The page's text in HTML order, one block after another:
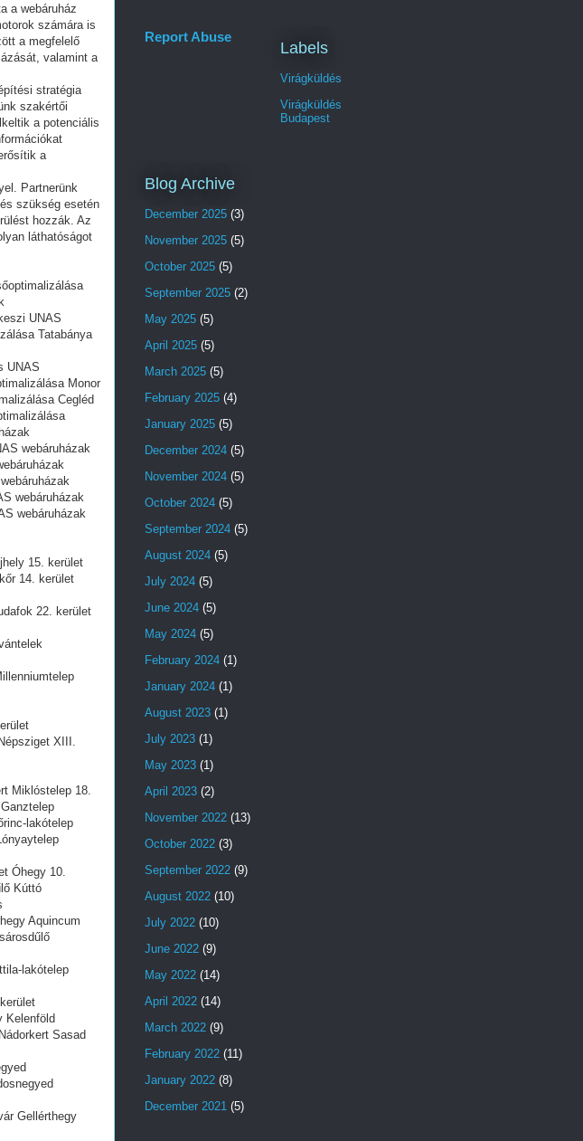
a webáruház
számára is
a megfelelő
valamint a
stratégia
szakértői
a potenciális
a
Partnerünk
szükség esetén
hozzák. Az
láthatóságot
UNAS
Tatabánya
UNAS
Monor
Cegléd
webáruházak
webáruházak
webáruházak
15. kerület
14. kerület
22. kerület
XIII.
Miklóstelep 18.
lakótelep
Óhegy 10.
Kúttó
Aquincum
lakótelep
Kelenföld
Sasad
Gellérthegy
Report Abuse
Labels
Virágküldés
Virágküldés
Budapest
Blog Archive
December 2025 (3)
November 2025 (5)
October 2025 (5)
September 2025 (2)
May 2025 (5)
April 2025 (5)
March 2025 (5)
February 2025 (4)
January 2025 (5)
December 2024 (5)
November 2024 (5)
October 2024 (5)
September 2024 (5)
August 2024 (5)
July 2024 (5)
June 2024 (5)
May 2024 (5)
February 2024 (1)
January 2024 (1)
August 2023 (1)
July 2023 (1)
May 2023 (1)
April 2023 (2)
November 2022 (13)
October 2022 (3)
September 2022 (9)
August 2022 (10)
July 2022 (10)
June 2022 (9)
May 2022 (14)
April 2022 (14)
March 2022 (9)
February 2022 (11)
January 2022 (8)
December 2021 (5)